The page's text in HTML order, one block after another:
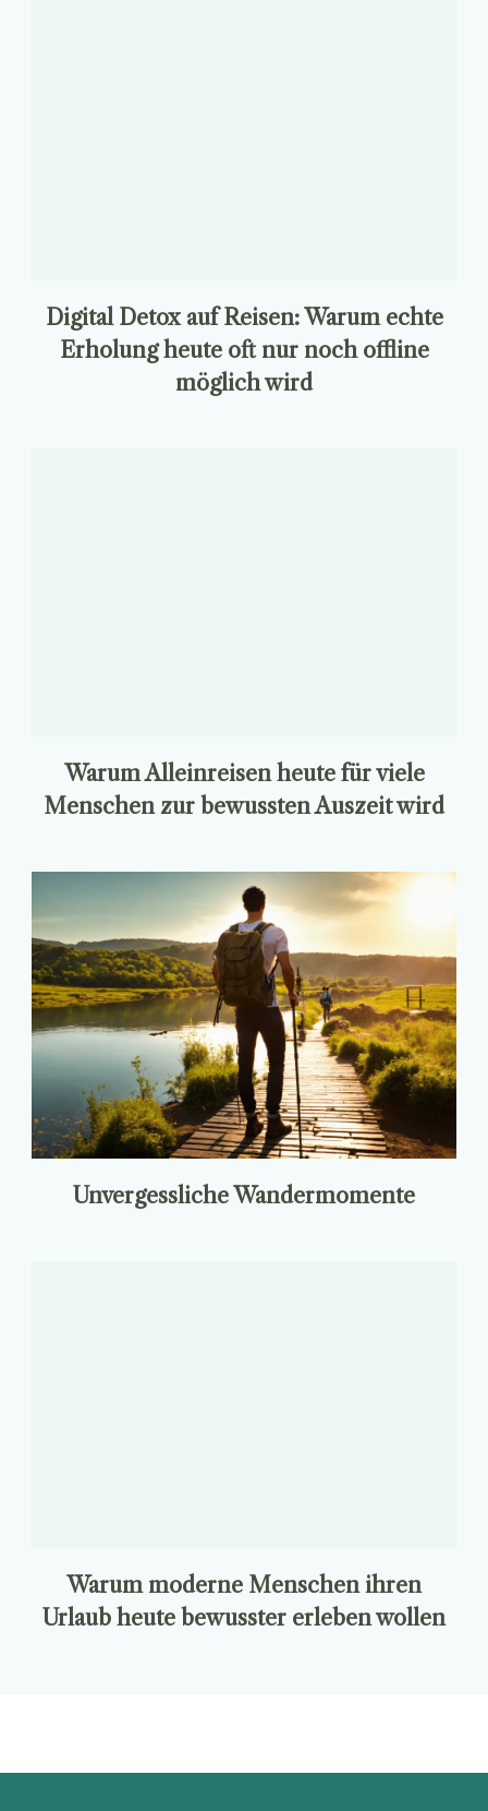
Digital Detox auf Reisen: Warum echte
Erholung heute oft nur noch offline
möglich wird
Warum Alleinreisen heute für viele
Menschen zur bewussten Auszeit wird
Unvergessliche Wandermomente
Warum moderne Menschen ihren
Urlaub heute bewusster erleben wollen